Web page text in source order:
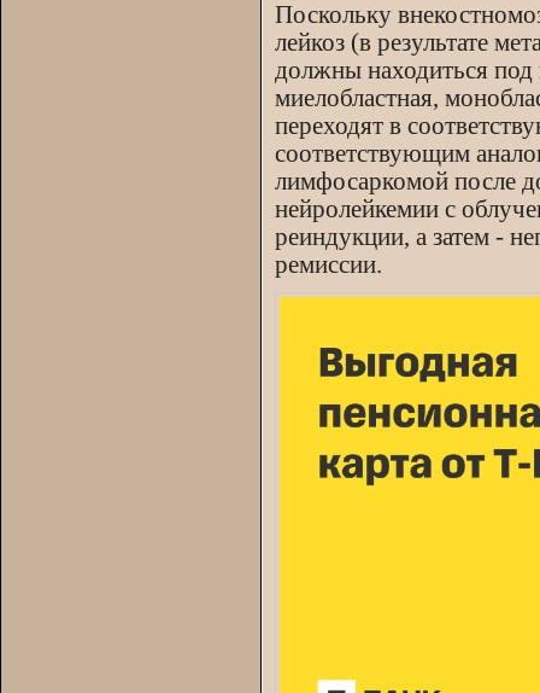
Поскольку
лейкоз (в результате
должны находиться
миелобластная,
переходят в
соответствующим
лимфосаркомой после
нейролейкемии с
реиндукции, а затем -
ремиссии.